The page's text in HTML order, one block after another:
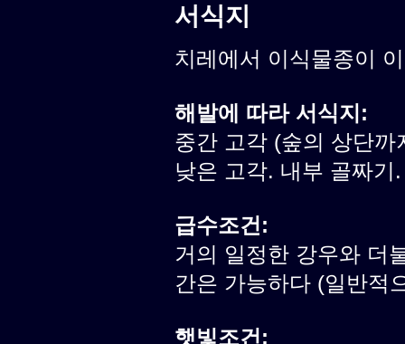
서식지
치레에서 이식물종이
해발에 따라 서식지:
중간 고각 (숲의 상단까
낮은 고각. 내부 골짜기.
급수조건:
거의 일정한 강우와 더
간은 가능하다 (일반적
햇빛조건: